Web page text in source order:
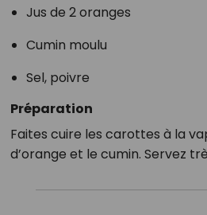
Jus de 2 oranges
Cumin moulu
Sel, poivre
Préparation
Faites cuire les carottes à la
d’orange et le cumin. Servez